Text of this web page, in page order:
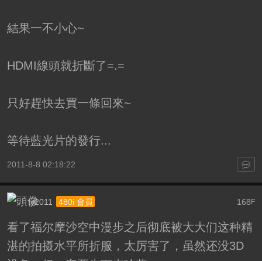
結果一不小心~
HDMI線頭就折斷了=.=
只好趕快去買一條回來~
等待藍光片的發行...
2011-8-8 02:18:22
168F
ty2011 480i 會員
看了福尔摩沙空中漫步之后彻底被大大们这种精
湛的拍摄水平所折服，太厉害了，虽然还没3D